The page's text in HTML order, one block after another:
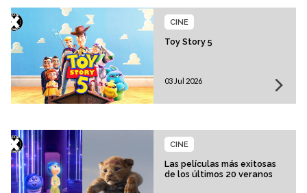
Toy Story 5
CINE
03 Jul 2026
Las películas más exitosas
de los últimos 20 veranos
CINE